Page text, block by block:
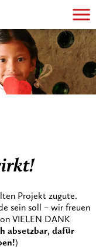
Projekt zugute.
sein soll – wir freuen
VIELEN DANK
absetzbar, dafür
)